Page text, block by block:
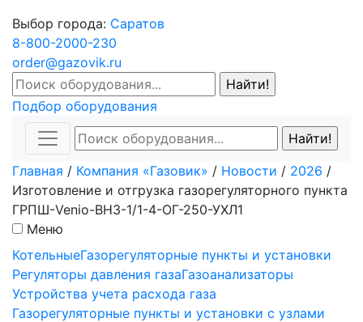
Выбор города: Саратов
8-800-2000-230
order@gazovik.ru
Подбор оборудования
Главная / Компания «Газовик» / Новости / 2026 /
Изготовление и отгрузка газорегуляторного пункта
ГРПШ-Venio-ВН3-1/1-4-ОГ-250-УХЛ1
Меню
КотельныеГазорегуляторные пункты и установки
Регуляторы давления газаГазоанализаторы
Устройства учета расхода газа
Газорегуляторные пункты и установки с узлами